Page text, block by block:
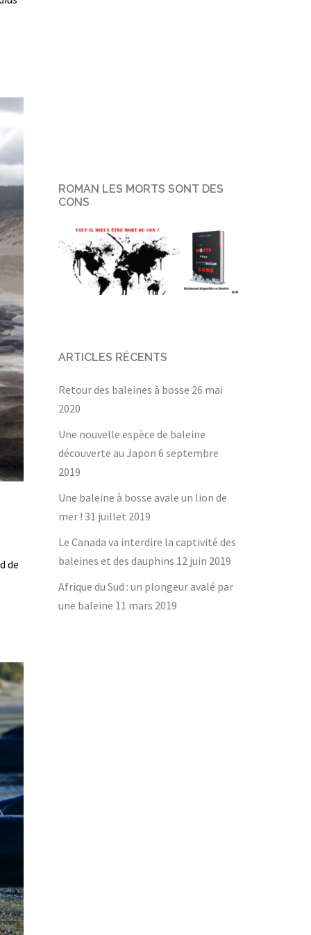
de
ROMAN LES MORTS SONT DES
CONS
ARTICLES RÉCENTS
Retour des baleines à bosse 26 mai
2020
Une nouvelle espèce de baleine
découverte au Japon 6 septembre
2019
Une baleine à bosse avale un lion de
mer ! 31 juillet 2019
Le Canada va interdire la captivité des
baleines et des dauphins 12 juin 2019
Afrique du Sud : un plongeur avalé par
une baleine 11 mars 2019